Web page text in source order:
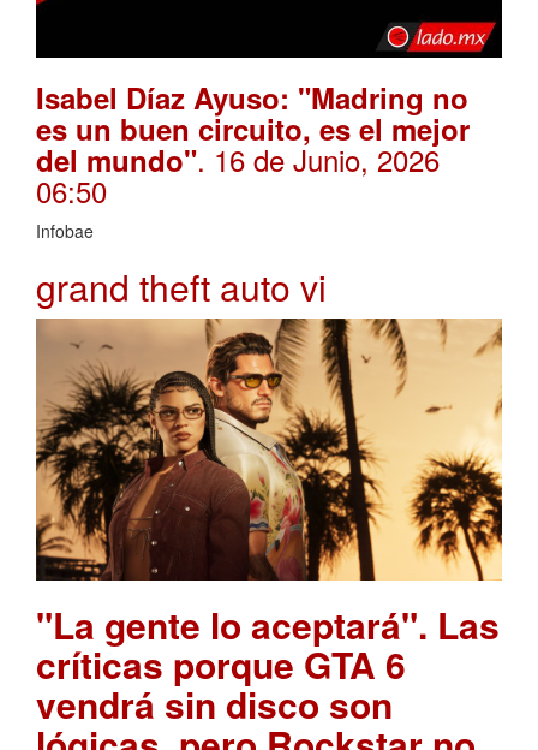
Isabel Díaz Ayuso: "Madring no
es un buen circuito, es el mejor
del mundo". 16 de Junio, 2026
06:50
Infobae
grand theft auto vi
"La gente lo aceptará". Las
críticas porque GTA 6
vendrá sin disco son